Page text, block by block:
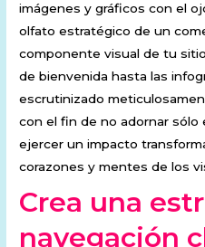
imágenes y gráficos con el
olfato estratégico de un
componente visual de tu
de bienvenida hasta las
escrutinizado
con el fin de no adornar sólo
ejercer un impacto
corazones y mentes de los
Crea una
navegación